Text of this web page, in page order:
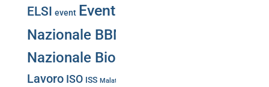
ELSI event Eventi
Nazionale BBMRI.it
Nazionale Biobanche
Lavoro ISO ISS Malattie Rare